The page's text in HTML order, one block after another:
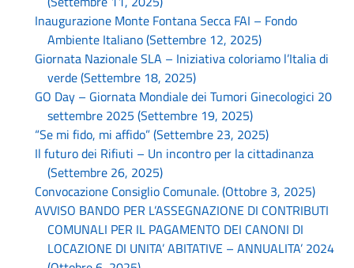
Inaugurazione Monte Fontana Secca FAI – Fondo
Ambiente Italiano (Settembre 12, 2025)
Giornata Nazionale SLA – Iniziativa coloriamo l’Italia di
verde (Settembre 18, 2025)
GO Day – Giornata Mondiale dei Tumori Ginecologici 20
settembre 2025 (Settembre 19, 2025)
“Se mi fido, mi affido” (Settembre 23, 2025)
Il futuro dei Rifiuti – Un incontro per la cittadinanza
(Settembre 26, 2025)
Convocazione Consiglio Comunale. (Ottobre 3, 2025)
AVVISO BANDO PER L’ASSEGNAZIONE DI CONTRIBUTI
COMUNALI PER IL PAGAMENTO DEI CANONI DI
LOCAZIONE DI UNITA’ ABITATIVE – ANNUALITA’ 2024